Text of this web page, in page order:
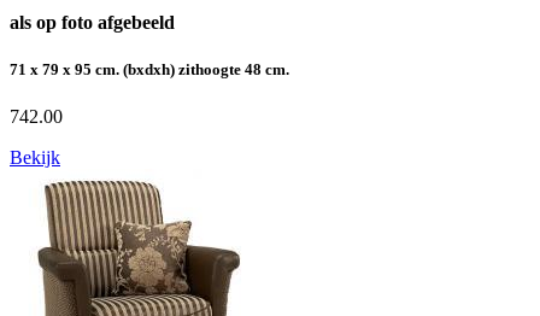
als op foto afgebeeld
71 x 79 x 95 cm. (bxdxh) zithoogte 48 cm.
742.00
Bekijk